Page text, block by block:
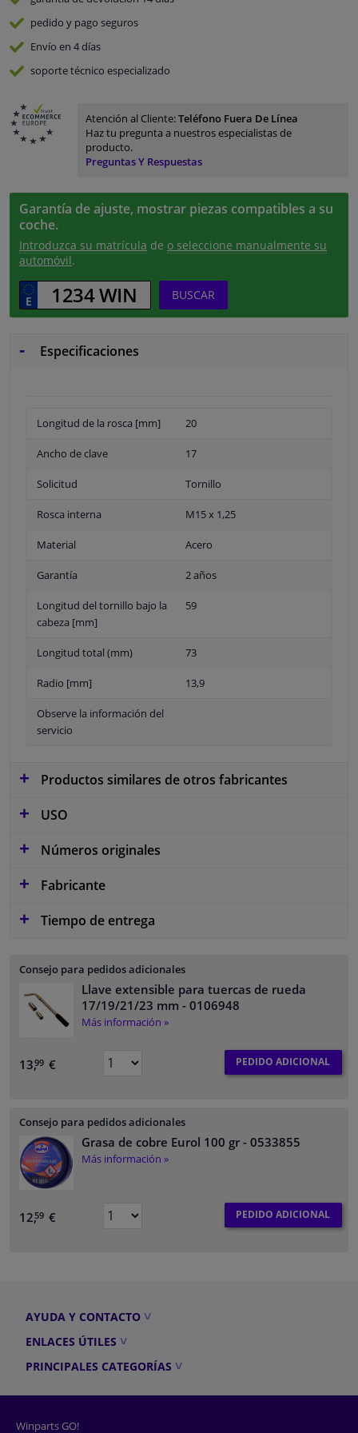
pedido y pago seguros
Envío en 4 días
soporte técnico especializado
Atención al Cliente:Teléfono Fuera De Línea
Haz tu pregunta a nuestros especialistas de
producto.
Preguntas Y Respuestas
Garantía de ajuste, mostrar piezas compatibles a su
coche.
Introduzca su matrícula de o seleccione manualmente su
automóvil.
BUSCAR
Especificaciones
Longitud de la rosca [mm] 20
Ancho de clave 17
Solicitud Tornillo
Rosca interna M15 x 1,25
Material Acero
Garantía 2 años
Longitud del tornillo bajo la
cabeza [mm]
59
Longitud total (mm) 73
Radio [mm] 13,9
Observe la información del
servicio
Productos similares de otros fabricantes
USO
Números originales
Fabricante
Tiempo de entrega
Consejo para pedidos adicionales
Llave extensible para tuercas de rueda
17/19/21/23 mm - 0106948
Más información »
13,99 € PEDIDO ADICIONAL
Consejo para pedidos adicionales
Grasa de cobre Eurol 100 gr - 0533855
Más información »
12,59 € PEDIDO ADICIONAL
AYUDA Y CONTACTO
ENLACES ÚTILES
PRINCIPALES CATEGORÍAS
Winparts GO!